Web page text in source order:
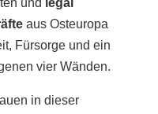
und legal
aus Osteuropa
Fürsorge und ein
vier Wänden.
in dieser